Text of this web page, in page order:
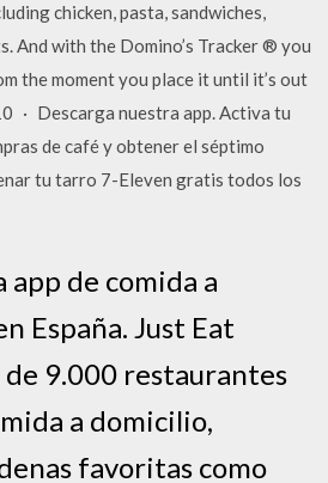
chicken, pasta, sandwiches,
And with the Domino’s Tracker ® you
the moment you place it until it’s out
· Descarga nuestra app. Activa tu
de café y obtener el séptimo
tu tarro 7-Eleven gratis todos los
de comida a
España. Just Eat
de 9.000 restaurantes
a domicilio,
favoritas como